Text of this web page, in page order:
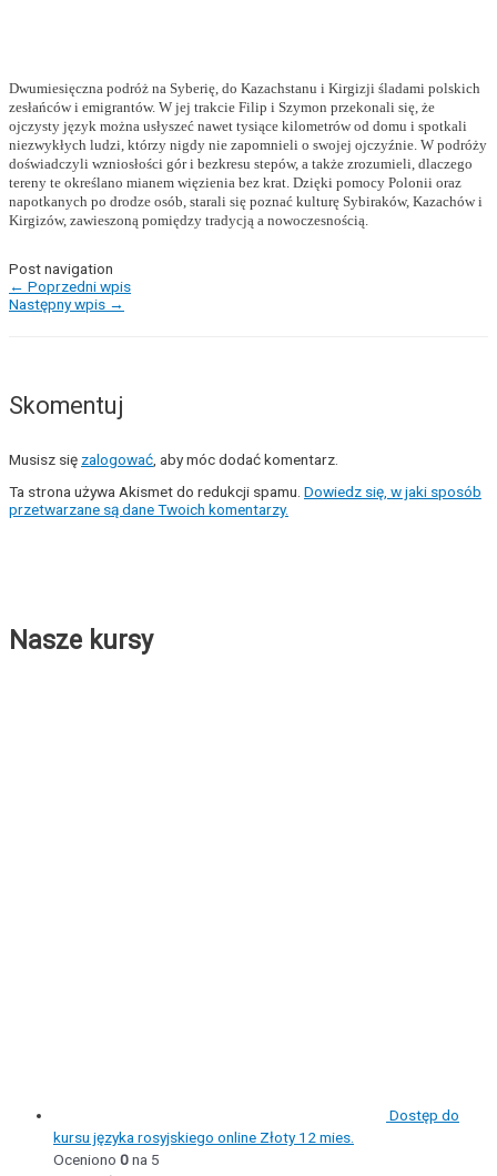
Dwumiesięczna podróż na Syberię, do Kazachstanu i Kirgizji śladami polskich
zesłańców i emigrantów. W jej trakcie Filip i Szymon przekonali się, że
ojczysty język można usłyszeć nawet tysiące kilometrów od domu i spotkali
niezwykłych ludzi, którzy nigdy nie zapomnieli o swojej ojczyźnie. W podróży
doświadczyli wzniosłości gór i bezkresu stepów, a także zrozumieli, dlaczego
tereny te określano mianem więzienia bez krat. Dzięki pomocy Polonii oraz
napotkanych po drodze osób, starali się poznać kulturę Sybiraków, Kazachów i
Kirgizów, zawieszoną pomiędzy tradycją a nowoczesnością.
Post navigation
← Poprzedni wpis
Następny wpis →
Skomentuj
Musisz się zalogować , aby móc dodać komentarz.
Ta strona używa Akismet do redukcji spamu. Dowiedz się, w jaki sposób
przetwarzane są dane Twoich komentarzy.
Nasze kursy
Dostęp do
kursu języka rosyjskiego online Złoty 12 mies.
Oceniono 0na 5